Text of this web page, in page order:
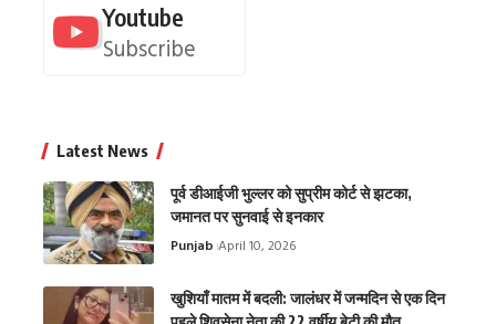
Youtube
Subscribe
Latest News
पूर्व डीआईजी भुल्लर को सुप्रीम कोर्ट से झटका,
जमानत पर सुनवाई से इनकार
Punjab April 10, 2026
खुशियाँ मातम में बदली: जालंधर में जन्मदिन से एक दिन